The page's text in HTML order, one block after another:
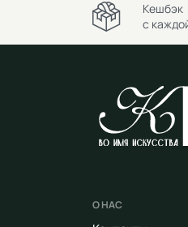
Кешбэк
с
О НАС